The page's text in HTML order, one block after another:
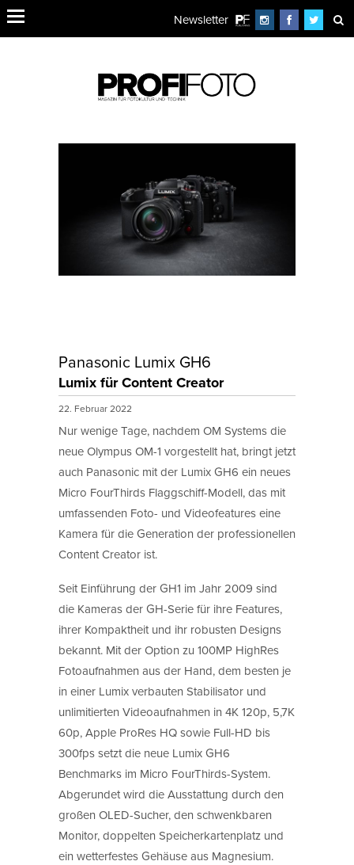
Newsletter
Panasonic Lumix GH6
Lumix für Content Creator
22. Februar 2022
Nur wenige Tage, nachdem OM Systems die
neue Olympus OM-1 vorgestellt hat, bringt jetzt
auch Panasonic mit der Lumix GH6 ein neues
Micro FourThirds Flaggschiff-Modell, das mit
umfassenden Foto- und Videofeatures eine
Kamera für die Generation der professionellen
Content Creator ist.
Seit Einführung der GH1 im Jahr 2009 sind
die Kameras der GH-Serie für ihre Features,
ihrer Kompaktheit und ihr robusten Designs
bekannt. Mit der Option zu 100MP HighRes
Fotoaufnahmen aus der Hand, dem besten je
in einer Lumix verbauten Stabilisator und
unlimitierten Videoaufnahmen in 4K 120p, 5,7K
60p, Apple ProRes HQ sowie Full-HD bis
300fps setzt die neue Lumix GH6
Benchmarks im Micro FourThirds-System.
Abgerundet wird die Ausstattung durch den
großen OLED-Sucher, den schwenkbaren
Monitor, doppelten Speicherkartenplatz und
ein wetterfestes Gehäuse aus Magnesium.